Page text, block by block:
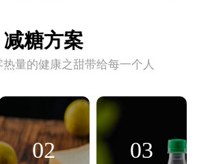
减糖方案
量的健康之甜带给每一个人
02
03